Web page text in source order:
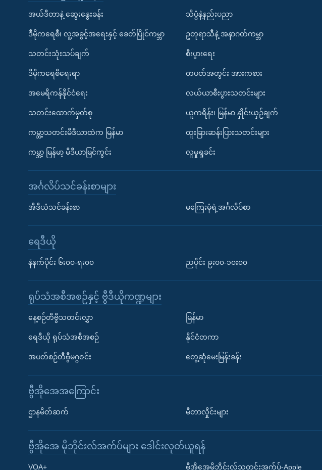
Learning English
အယ်ဒီတာနဲ့ ဆွေးနွေးခန်း
ဒီမိုကရေစီ၊ လူ့အခွင့်အရေးနှင့် ခေတ်ပြိုင်ကမ္ဘာ
သတင်းသုံးသပ်ချက်
ဒီမိုကရေစီရေးရာ
အမေရိကန်နိုင်ငံရေး
သတင်းထောက်မှတ်စု
ကမ္ဘာ့သတင်းမီဒီယာထဲက မြန်မာ
ကမ္ဘာ့ မြန်မာ့ မီဒီယာမြင်ကွင်း
သိပ္ပံနဲ့နည်းပညာ
ဥတုရာသီနဲ့ အနာဂတ်ကမ္ဘာ
စီးပွားရေး
တပတ်အတွင်း အားကစား
လယ်ယာစီးပွားသတင်းများ
ယူကရိန်း၊ မြန်မာ နှိုင်းယှဉ်ချက်
ထူးခြားဆန်းပြားသတင်းများ
လူမှုရှုခင်း
အင်္ဂလိပ်သင်ခန်းစာများ
အီဒီယံသင်ခန်းစာ မကြေးမုံရဲ့အင်္ဂလိပ်စာ
ရေဒီယို
နံနက်ပိုင်း ၆း၀၀-ရး၀၀ ညပိုင်း ၉း၀၀-၁၀း၀၀
ရုပ်သံအစီအစဉ်နှင့် ဗွီဒီယိုကဏ္ဍများ
နေ့စဉ်တီဗွီသတင်းလွှာ
ရေဒီယို ရုပ်သံအစီအစဉ်
အပတ်စဉ်တီဗွီမဂ္ဂဇင်း
မြန်မာ
နိုင်ငံတကာ
တွေ့ဆုံမေးမြန်းခန်း
ဗွီအိုအေအကြောင်း
ဌာနမိတ်ဆက် မီတာလှိုင်းများ
ဗွီအိုအေ မိုဘိုင်းလ်အက်ပ်များ ဒေါင်းလုတ်ယူရန်
VOA+ ဗွီအိုအေမိုဘိုင်းလ်သတင်းအက်ပ်-Apple